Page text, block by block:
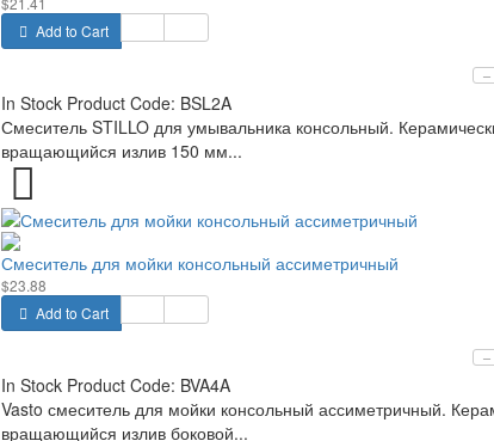
Add to Cart
–
In Stock Product Code: BSL2A
Смеситель STILLO для умывальника консольный.
вращающийся излив 150 мм...
Смеситель для мойки консольный ассиметричный
$23.88
Add to Cart
–
In Stock Product Code: BVA4A
Vasto смеситель для мойки консольный ассиметричный.
вращающийся излив боковой...